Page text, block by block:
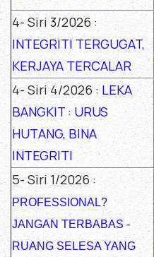
4- Siri 3/2026 :
INTEGRITI TERGUGAT,
KERJAYA TERCALAR
4- Siri 4/2026 : LEKA
BANGKIT : URUS
HUTANG, BINA
INTEGRITI
5- Siri 1/2026 :
PROFESSIONAL?
JANGAN TERBABAS -
RUANG SELESA YANG